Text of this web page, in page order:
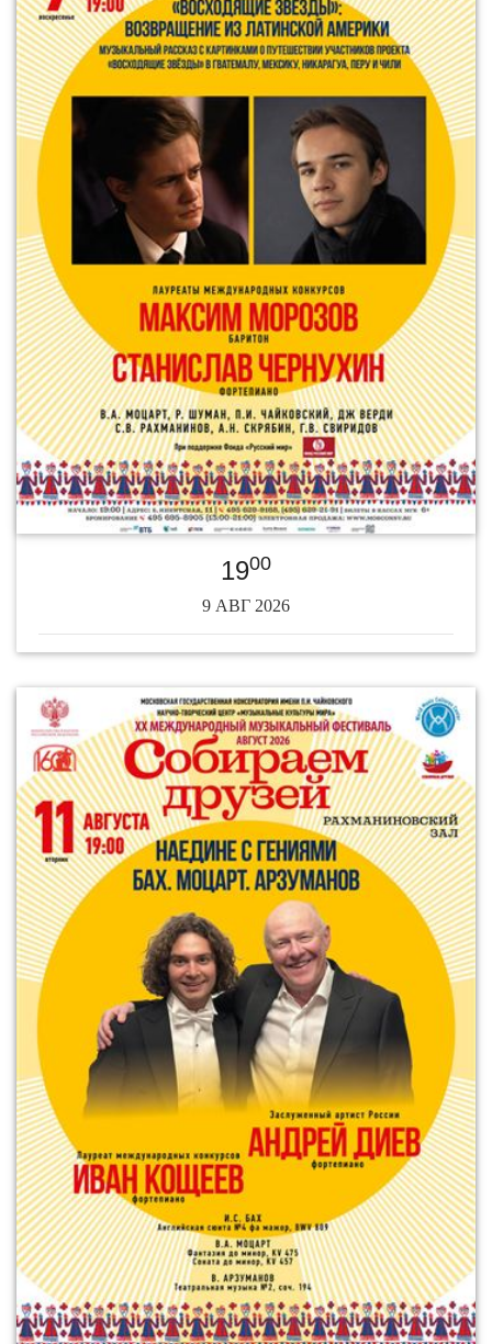
1900
9 АВГ 2026